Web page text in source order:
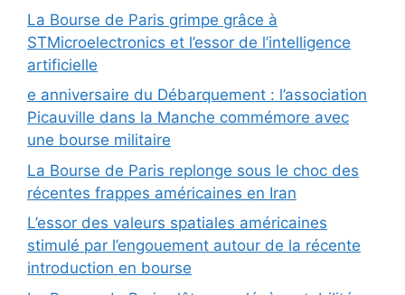
La Bourse de Paris grimpe grâce à
STMicroelectronics et l’essor de l’intelligence
artificielle
e anniversaire du Débarquement : l’association
Picauville dans la Manche commémore avec
une bourse militaire
La Bourse de Paris replonge sous le choc des
récentes frappes américaines en Iran
L’essor des valeurs spatiales américaines
stimulé par l’engouement autour de la récente
introduction en bourse